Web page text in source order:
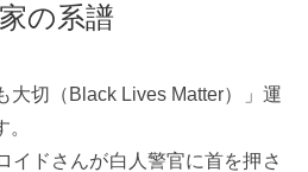
の系譜
大切（Black Lives Matter）」運
イドさんが白人警官に首を押さ